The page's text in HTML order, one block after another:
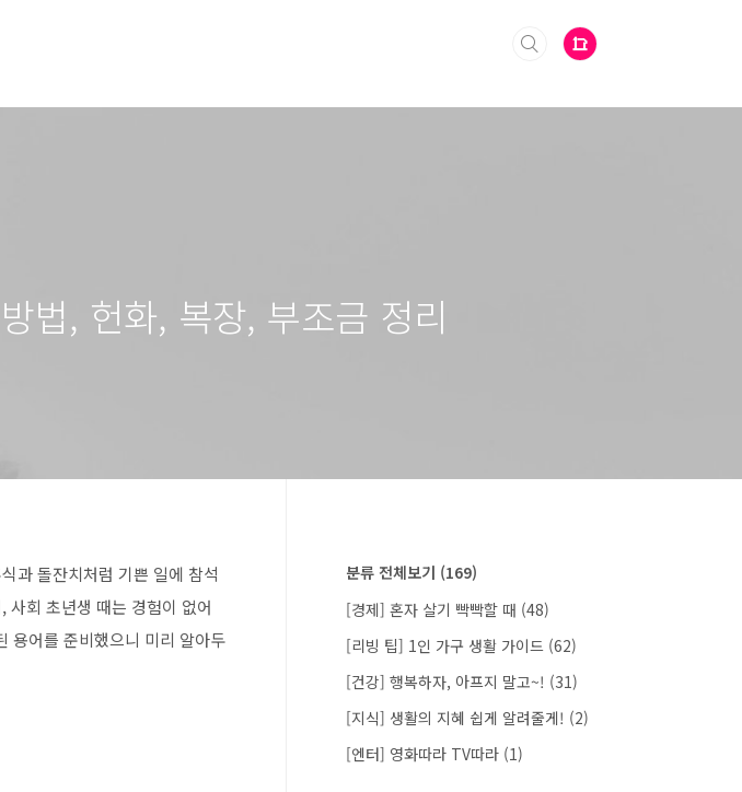
법, 헌화, 복장, 부조금 정리
과 돌잔치처럼 기쁜 일에 참석
사회 초년생 때는 경험이 없어
용어를 준비했으니 미리 알아두
분류 전체보기 (169)
[경제] 혼자 살기 빡빡할 때 (48)
[리빙 팁] 1인 가구 생활 가이드 (62)
[건강] 행복하자, 아프지 말고~! (31)
[지식] 생활의 지혜 쉽게 알려줄게! (2)
[엔터] 영화따라 TV따라 (1)